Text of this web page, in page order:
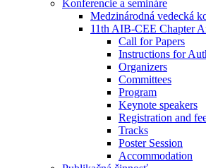
Konferencie a semináre
Medzinárodná vedecká
11th AIB-CEE Chapter
Call for Papers
Instructions for
Organizers
Committees
Program
Keynote speakers
Registration and
Tracks
Poster Session
Accommodation